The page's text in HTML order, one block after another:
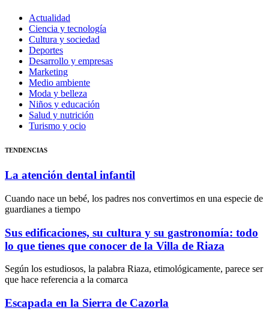
Actualidad
Ciencia y tecnología
Cultura y sociedad
Deportes
Desarrollo y empresas
Marketing
Medio ambiente
Moda y belleza
Niños y educación
Salud y nutrición
Turismo y ocio
TENDENCIAS
La atención dental infantil
Cuando nace un bebé, los padres nos convertimos en una especie de
guardianes a tiempo
Sus edificaciones, su cultura y su gastronomía: todo
lo que tienes que conocer de la Villa de Riaza
Según los estudiosos, la palabra Riaza, etimológicamente, parece ser
que hace referencia a la comarca
Escapada en la Sierra de Cazorla